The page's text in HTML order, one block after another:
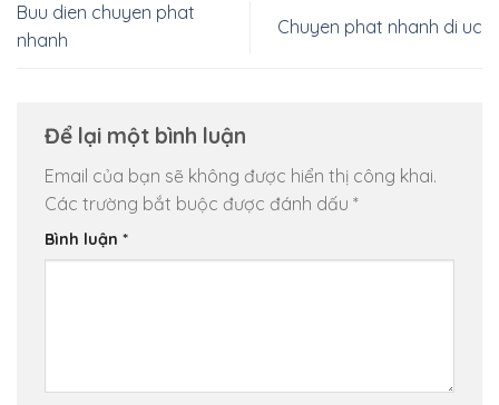
Buu dien chuyen phat
nhanh
Chuyen phat nhanh di uc
Để lại một bình luận
Email của bạn sẽ không được hiển thị công khai.
Các trường bắt buộc được đánh dấu *
Bình luận *